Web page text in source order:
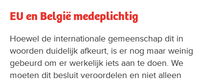
EU en België medeplichtig
Hoewel de internationale gemeenschap dit in
woorden duidelijk afkeurt, is er nog maar weinig
gebeurd om er werkelijk iets aan te doen. We
moeten dit besluit veroordelen en niet alleen